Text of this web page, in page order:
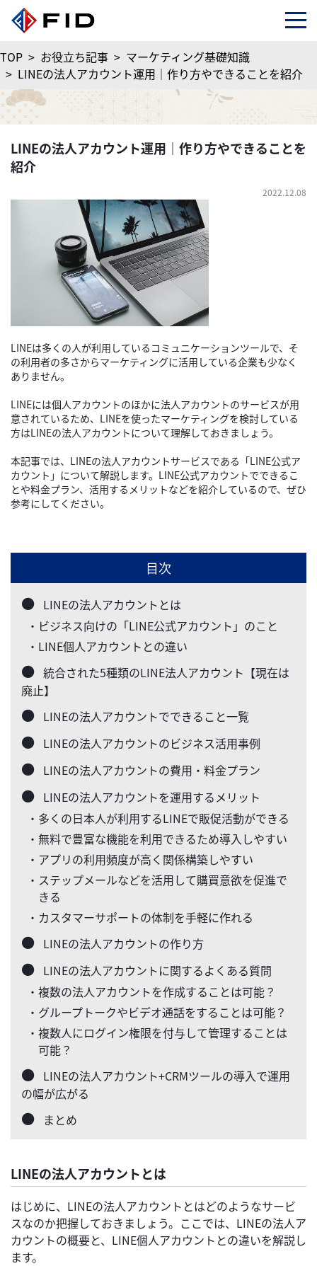
TOP > お役立ち記事 > マーケティング基礎知識
> LINEの法人アカウント運用｜作り方やできることを紹介
LINEの法人アカウント運用｜作り方やできることを
紹介
2022.12.08
LINEは多くの人が利用しているコミュニケーションツールで、そ
の利用者の多さからマーケティングに活用している企業も少なく
ありません。
LINEには個人アカウントのほかに法人アカウントのサービスが用
意されているため、LINEを使ったマーケティングを検討している
方はLINEの法人アカウントについて理解しておきましょう。
本記事では、LINEの法人アカウントサービスである「LINE公式ア
カウント」について解説します。LINE公式アカウントでできるこ
とや料金プラン、活用するメリットなどを紹介しているので、ぜひ
参考にしてください。
目次
LINEの法人アカウントとは
・ビジネス向けの「LINE公式アカウント」のこと
・LINE個人アカウントとの違い
統合された5種類のLINE法人アカウント【現在は
廃止】
LINEの法人アカウントでできること一覧
LINEの法人アカウントのビジネス活用事例
LINEの法人アカウントの費用・料金プラン
LINEの法人アカウントを運用するメリット
・多くの日本人が利用するLINEで販促活動ができる
・無料で豊富な機能を利用できるため導入しやすい
・アプリの利用頻度が高く関係構築しやすい
・ステップメールなどを活用して購買意欲を促進で
きる
・カスタマーサポートの体制を手軽に作れる
LINEの法人アカウントの作り方
LINEの法人アカウントに関するよくある質問
・複数の法人アカウントを作成することは可能？
・グループトークやビデオ通話をすることは可能？
・複数人にログイン権限を付与して管理することは
可能？
LINEの法人アカウント+CRMツールの導入で運用
の幅が広がる
まとめ
LINEの法人アカウントとは
はじめに、LINEの法人アカウントとはどのようなサービ
スなのか把握しておきましょう。ここでは、LINEの法人ア
カウントの概要と、LINE個人アカウントとの違いを解説し
ます。